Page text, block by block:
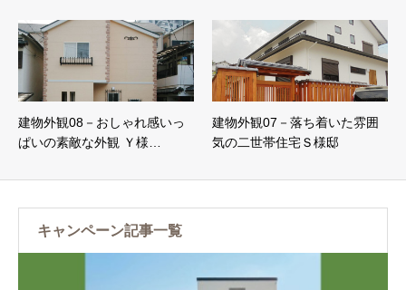
建物外観08－おしゃれ感いっ
ぱいの素敵な外観 Ｙ様…
建物外観07－落ち着いた雰囲
気の二世帯住宅Ｓ様邸
キャンペーン記事一覧